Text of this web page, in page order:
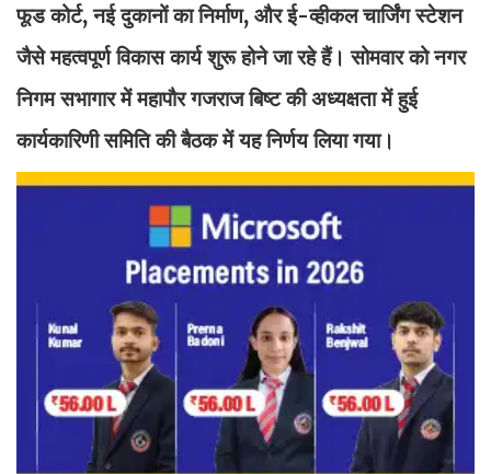
फूड कोर्ट, नई दुकानों का निर्माण, और ई-व्हीकल चार्जिंग स्टेशन
जैसे महत्वपूर्ण विकास कार्य शुरू होने जा रहे हैं। सोमवार को नगर
निगम सभागार में महापौर गजराज बिष्ट की अध्यक्षता में हुई
कार्यकारिणी समिति की बैठक में यह निर्णय लिया गया।